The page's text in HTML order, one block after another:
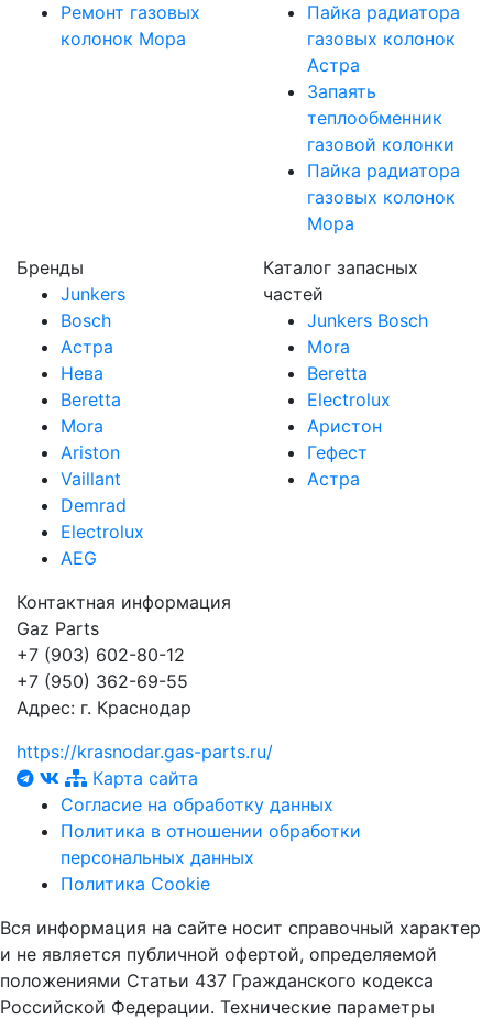
Ремонт газовых
колонок Мора
Пайка радиатора
газовых колонок
Астра
Запаять
теплообменник
газовой колонки
Пайка радиатора
газовых колонок
Мора
Бренды
Junkers
Bosch
Астра
Нева
Beretta
Mora
Ariston
Vaillant
Demrad
Electrolux
AEG
Каталог запасных
частей
Junkers Bosch
Mora
Beretta
Electrolux
Аристон
Гефест
Астра
Контактная информация
Gaz Parts
+7 (903) 602-80-12
+7 (950) 362-69-55
Адрес: г. Краснодар
https://krasnodar.gas-parts.ru/
Карта сайта
Согласие на обработку данных
Политика в отношении обработки
персональных данных
Политика Cookie
Вся информация на сайте носит справочный характер
и не является публичной офертой, определяемой
положениями Статьи 437 Гражданского кодекса
Российской Федерации. Технические параметры